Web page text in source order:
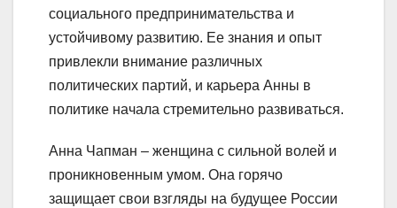
социального предпринимательства и
устойчивому развитию. Ее знания и опыт
привлекли внимание различных
политических партий, и карьера Анны в
политике начала стремительно развиваться.
Анна Чапман – женщина с сильной волей и
проникновенным умом. Она горячо
защищает свои взгляды на будущее России